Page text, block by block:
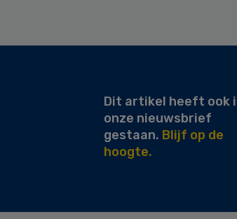
Dit artikel heeft ook
onze nieuwsbrief
gestaan. Blijf op de
hoogte.